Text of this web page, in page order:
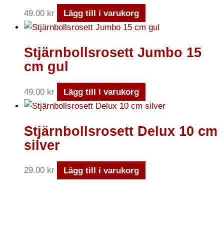
49.00 kr Lägg till i varukorg
Stjärnbollsrosett Jumbo 15
cm gul
49.00 kr Lägg till i varukorg
Stjärnbollsrosett Delux 10 cm
silver
29.00 kr Lägg till i varukorg